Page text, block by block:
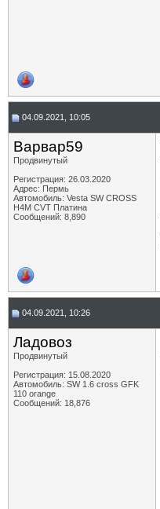
04.09.2021, 10:05
Варвар59
Продвинутый
Регистрация: 26.03.2020
Адрес: Пермь
Автомобиль: Vesta SW CROSS
H4M CVT Платина
Сообщений: 8,890
04.09.2021, 10:26
Ладовоз
Продвинутый
Регистрация: 15.08.2020
Автомобиль: SW 1.6 cross GFK
110 orange
Сообщений: 18,876